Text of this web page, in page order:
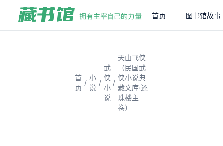
首页 图书馆故事
首
页
/
小
说
/
武
侠
小
说
/
天山飞侠
（民国武
侠小说典
藏文库·还
珠楼主
卷）